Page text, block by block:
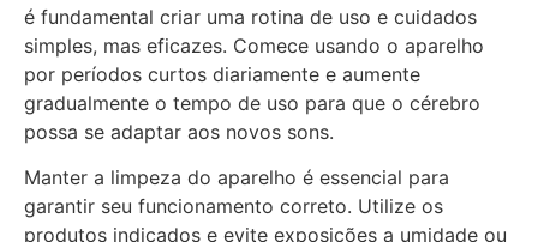
é fundamental criar uma rotina de uso e cuidados
simples, mas eficazes. Comece usando o aparelho
por períodos curtos diariamente e aumente
gradualmente o tempo de uso para que o cérebro
possa se adaptar aos novos sons.
Manter a limpeza do aparelho é essencial para
garantir seu funcionamento correto. Utilize os
produtos indicados e evite exposições a umidade ou